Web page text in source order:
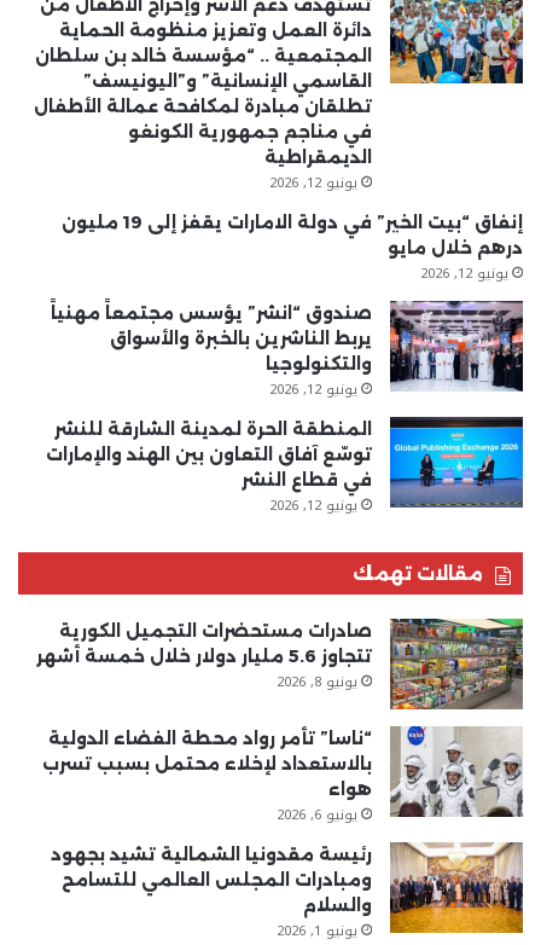
تستهدف دعم الأسر وإخراج الأطفال من
دائرة العمل وتعزيز منظومة الحماية
المجتمعية .. “مؤسسة خالد بن سلطان
القاسمي الإنسانية” و”اليونيسف”
تطلقان مبادرة لمكافحة عمالة الأطفال
في مناجم جمهورية الكونغو
الديمقراطية
يونيو 12, 2026
إنفاق “بيت الخير” في دولة الامارات يقفز إلى 19 مليون
درهم خلال مايو
يونيو 12, 2026
صندوق “انشر” يؤسس مجتمعاً مهنياً
يربط الناشرين بالخبرة والأسواق
والتكنولوجيا
يونيو 12, 2026
المنطقة الحرة لمدينة الشارقة للنشر
توسّع آفاق التعاون بين الهند والإمارات
في قطاع النشر
يونيو 12, 2026
مقالات تهمك
صادرات مستحضرات التجميل الكورية
تتجاوز 5.6 مليار دولار خلال خمسة أشهر
يونيو 8, 2026
“ناسا” تأمر رواد محطة الفضاء الدولية
بالاستعداد لإخلاء محتمل بسبب تسرب
هواء
يونيو 6, 2026
رئيسة مقدونيا الشمالية تشيد بجهود
ومبادرات المجلس العالمي للتسامح
والسلام
يونيو 1, 2026